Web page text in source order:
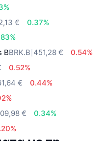
€
0.37%
BBRK.B 451,28 €
0.54%
0.52%
€
0.44%
€
0.34%